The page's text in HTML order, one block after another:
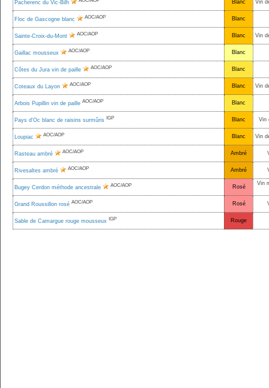
Pacherenc du Vic-Bilh Blanc Vin
Floc de Gascogne blanc AOC/AOP Blanc
Sainte-Croix-du-Mont AOC/AOP Blanc Vin
Gaillac mousseux AOC/AOP Blanc
Côtes du Jura vin de paille AOC/AOP Blanc
Coteaux du Layon AOC/AOP Blanc Vin
Arbois Pupillin vin de paille AOC/AOP Blanc
Pays d'Oc blanc de raisins surmûris IGP Blanc Vin
Loupiac AOC/AOP Blanc Vin
Rasteau ambré AOC/AOP Ambré
Rivesaltes ambré AOC/AOP Ambré
Bugey Cerdon méthode ancestrale AOC/AOP Rosé
Vin
Grand Roussillon rosé AOC/AOP Rosé
Sable de Camargue rouge mousseux IGP Rouge